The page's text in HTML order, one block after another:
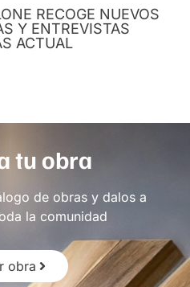
RECOGE NUEVOS
Y ENTREVISTAS
ACTUAL
tu obra
de obras y dalos a
la comunidad
obra